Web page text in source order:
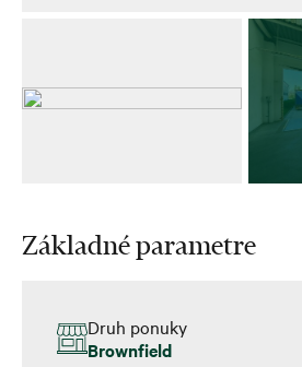
Základné parametre
Druh ponuky
Brownfield